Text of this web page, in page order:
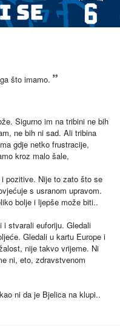
što imamo.
Sigurno im na tribini ne bih
ne bih ni sad. Ali tribina
gdje netko frustracije,
kroz malo šale,
pozitive. Nije to zato što se
s usranom upravom.
bolje i ljepše može biti..
stvarali euforiju. Gledali
Gledali u kartu Europe i
nije takvo vrijeme. Ni
ni, eto, zdravstvenom
ni da je Bjelica na klupi..